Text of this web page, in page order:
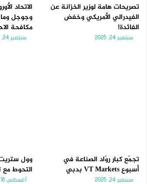
تصريحات هامة لوزير الخزانة عن
الفيدرالي الأمريكي وخفض
الفائدة!
سبتمبر 24, 2025
الاتحاد
وجوجل
مكافحة
سبتمبر 24, 2025
تجمّع كبار روّاد الصناعة في
أسبوع VT Markets بدبي
سبتمبر 24, 2025
وول
التحوط
أغسطس 16, 2025